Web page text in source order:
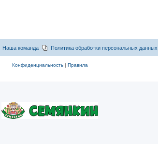
Политика обработки персональных данных
Наша команда
Конфиденциальность| Правила